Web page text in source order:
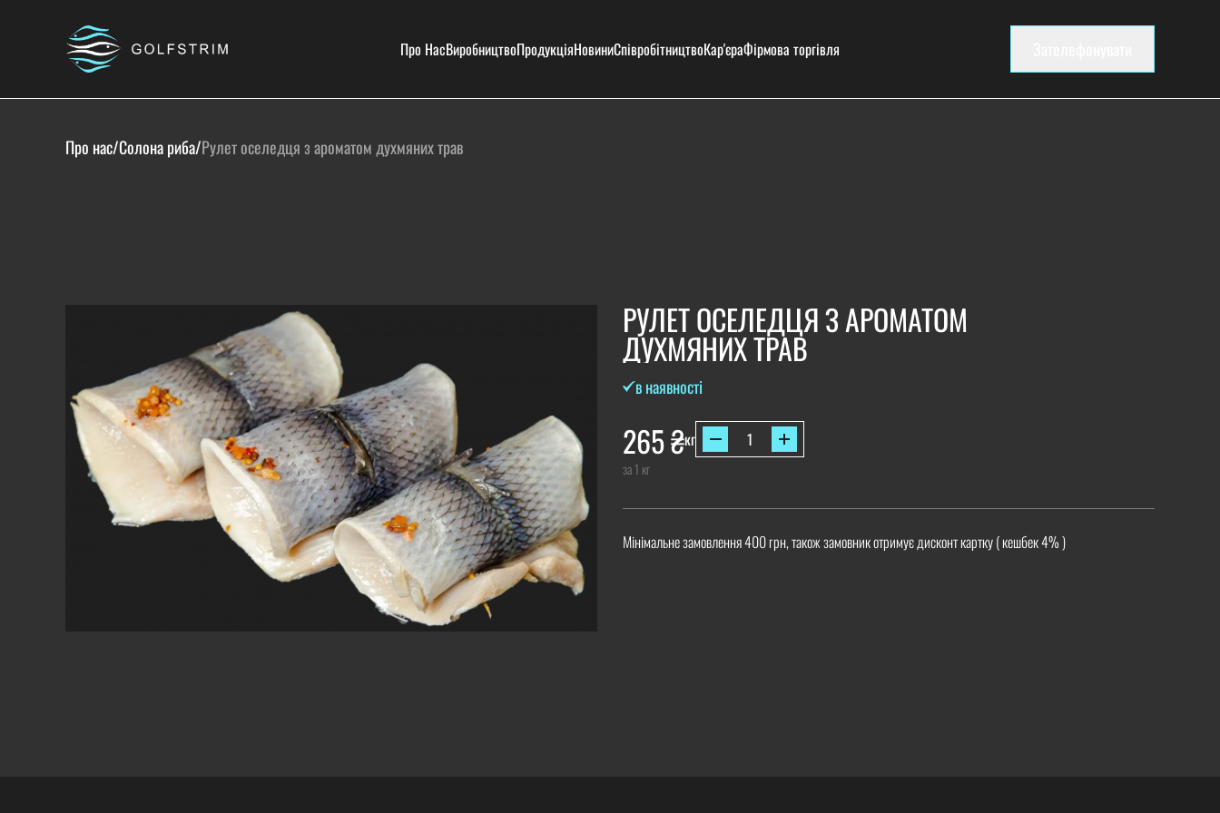
Про НасВиробництвоПродукціяНовиниСпівробітництвоКар'єраФірмова торгівля
Про нас/Солона риба/Рулет оселедця з ароматом духмяних трав
РУЛЕТ ОСЕЛЕДЦЯ З АРОМАТОМ
ДУХМЯНИХ ТРАВ
в наявності
265₴кг
за 1 кг
Мінімальне замовлення 400 грн, також замовник отримує дисконт картку ( кешбек 4% )